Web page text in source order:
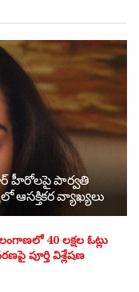
హీరోలపై పార్వతి
ఆసక్తికర వ్యాఖ్యలు
40 లక్షల ఓట్లు
పూర్తి విశ్లేషణ